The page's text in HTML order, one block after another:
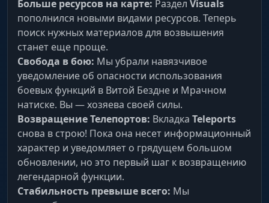
Mouse & Quest Teleport
Клик — и ты там. Телепорт по курсору или
прямо к цели квеста. Забудь про долгие
перебежки между NPC.
Custom Routes
Авто-фарм маршруты. Создай путь для сбора
артефактов или руды, и персонаж сам
пролетит по всем точкам.
Dialogs & Cutscenes (Скип духоты)
Больше ресурсов на карте: Раздел Visuals
пополнился новыми видами ресурсов. Теперь
поиск нужных материалов для возвышения
станет еще проще.
Свобода в бою: Мы убрали навязчивое
уведомление об опасности использования
боевых функций в Витой Бездне и Мрачном
натиске. Вы — хозяева своей силы.
Возвращение Телепортов: Вкладка Teleports
снова в строю! Пока она несет информационный
характер и уведомляет о грядущем большом
обновлении, но это первый шаг к возвращению
легендарной функции.
Стабильность превыше всего: Мы